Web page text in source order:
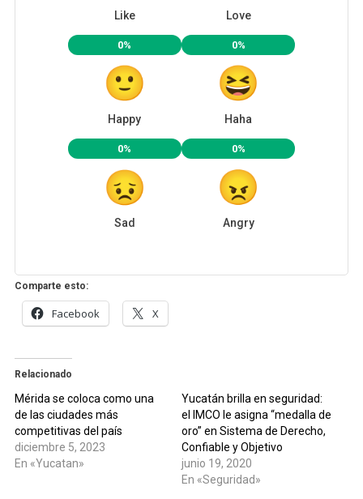
Like Love
0%
Happy
0%
Haha
0%
Sad
0%
Angry
Comparte esto:
Facebook X
Relacionado
Mérida se coloca como una
de las ciudades más
competitivas del país
diciembre 5, 2023
En «Yucatan»
Yucatán brilla en seguridad:
el IMCO le asigna “medalla de
oro” en Sistema de Derecho,
Confiable y Objetivo
junio 19, 2020
En «Seguridad»